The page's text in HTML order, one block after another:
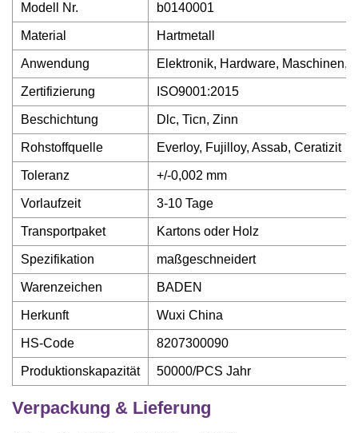
Modell Nr. b0140001
Material Hartmetall
Anwendung Elektronik, Hardware, Maschinen,
Zertifizierung ISO9001:2015
Beschichtung Dlc, Ticn, Zinn
Rohstoffquelle Everloy, Fujilloy, Assab, Ceratizit
Toleranz +/-0,002 mm
Vorlaufzeit 3-10 Tage
Transportpaket Kartons oder Holz
Spezifikation maßgeschneidert
Warenzeichen BADEN
Herkunft Wuxi China
HS-Code 8207300090
Produktionskapazität 50000/PCS Jahr
Verpackung & Lieferung